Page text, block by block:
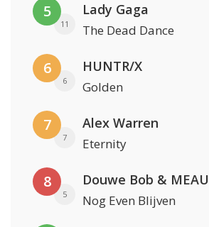
5
11
Lady Gaga
The Dead Dance
6
6
HUNTR/X
Golden
7
7
Alex Warren
Eternity
8
5
Douwe Bob & MEAU
Nog Even Blijven